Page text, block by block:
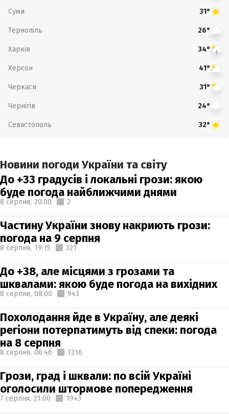
Суми 31°
Тернопіль 26°
Харків 34°
Херсон 41°
Черкаси 31°
Чернігів 24°
Севастополь 32°
Новини погоди України та світу
До +33 градусів і локальні грози: якою
буде погода найближчими днями
8 серпня, 20:00 2
Частину України знову накриють грози:
погода на 9 серпня
8 серпня, 19:15 321
До +38, але місцями з грозами та
шквалами: якою буде погода на вихідних
8 серпня, 08:00 943
Похолодання йде в Україну, але деякі
регіони потерпатимуть від спеки: погода
на 8 серпня
8 серпня, 06:46 1316
Грози, град і шквали: по всій Україні
оголосили штормове попередження
7 серпня, 21:00 1943